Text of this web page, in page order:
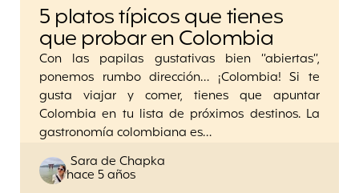
5 platos típicos que tienes
que probar en Colombia
Con las papilas gustativas bien “abiertas”,
ponemos rumbo dirección… ¡Colombia! Si te
gusta viajar y comer, tienes que apuntar
Colombia en tu lista de próximos destinos. La
gastronomía colombiana es…
Posted
by
Sara de Chapka
hace 5 años